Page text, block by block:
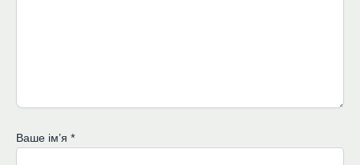
Ваше імʼя *